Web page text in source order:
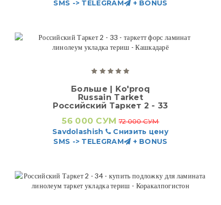
SMS -> TELEGRAM
+ BONUS
Больше | Ko'proq
Russain Tarket
Российский Таркет 2 - 33
56 000 СУМ 72 000 СУМ
Savdolashish
Снизить цену
SMS -> TELEGRAM
+ BONUS